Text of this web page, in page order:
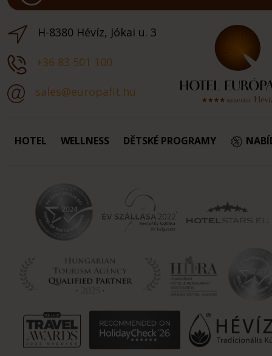
H-8380 Hévíz, Jókai u. 3
+36 83 501 100
sales@europafit.hu
HOTEL WELLNESS DĚTSKÉ PROGRAMY